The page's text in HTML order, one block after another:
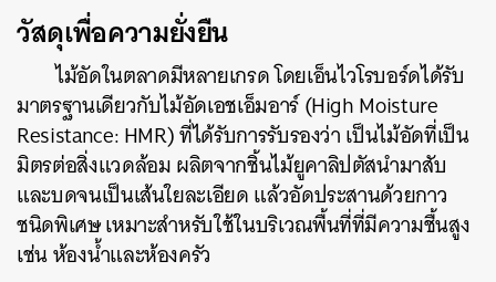
วัสดุเพื่อความยั่งยืน
ไม้อัดในตลาดมีหลายเกรด โดยเอ็นไวโรบอร์ดได้รับ
มาตรฐานเดียวกับไม้อัดเอชเอ็มอาร์ (High Moisture
Resistance: HMR) ที่ได้รับการรับรองว่า เป็นไม้อัดที่เป็น
มิตรต่อสิ่งแวดล้อม ผลิตจากชิ้นไม้ยูคาลิปตัสนำมาสับ
และบดจนเป็นเส้นใยละเอียด แล้วอัดประสานด้วยกาว
ชนิดพิเศษ เหมาะสำหรับใช้ในบริเวณพื้นที่ที่มีความชื้นสูง
เช่น ห้องน้ำและห้องครัว